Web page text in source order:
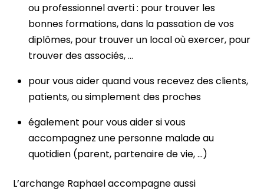
ou professionnel averti : pour trouver les
bonnes formations, dans la passation de vos
diplômes, pour trouver un local où exercer, pour
trouver des associés, …
pour vous aider quand vous recevez des clients,
patients, ou simplement des proches
également pour vous aider si vous
accompagnez une personne malade au
quotidien (parent, partenaire de vie, …)
L’archange Raphael accompagne aussi